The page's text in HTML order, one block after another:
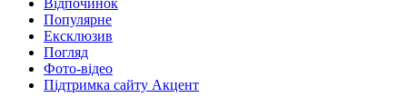
Відпочинок
Популярне
Ексклюзив
Погляд
Фото-відео
Підтримка сайту Акцент